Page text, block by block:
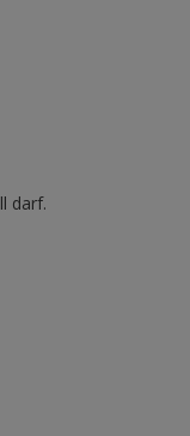
darf.